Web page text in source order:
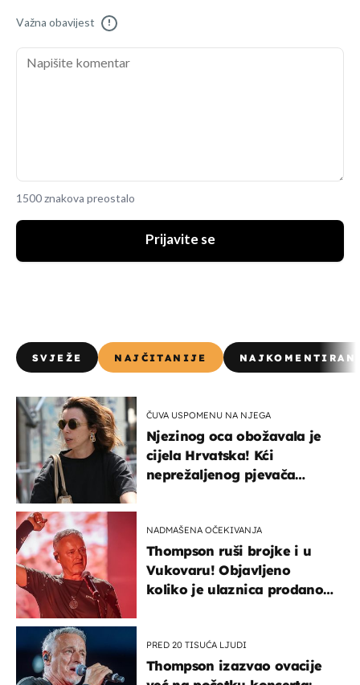
Važna obavijest !
1500 znakova preostalo
Prijavite se
SVJEŽE NAJČITANIJE
ČUVA USPOMENU NA NJEGA
Njezinog oca obožavala je
cijela Hrvatska! Kći
neprežaljenog pjevača
NADMAŠENA OČEKIVANJA
Thompson ruši brojke i u
Vukovaru! Objavljeno
koliko je ulaznica prodano
PRED 20 TISUĆA LJUDI
Thompson izazvao ovacije